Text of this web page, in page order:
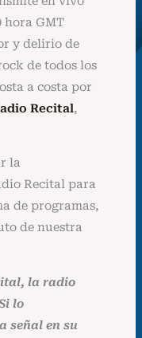
hora GMT
y delirio de
de todos los
a costa por
Recital,
la
Recital para
de programas,
de nuestra
la radio
lo
señal en su